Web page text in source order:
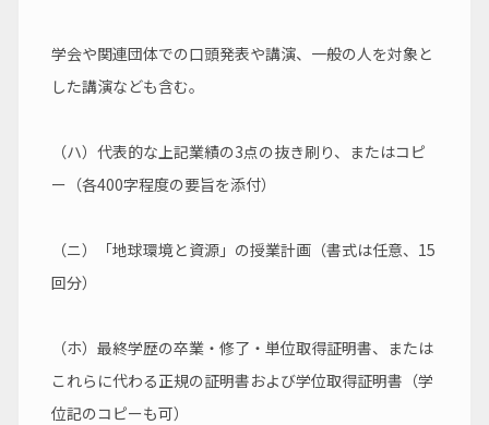
学会や関連団体での口頭発表や講演、一般の人を対象と
した講演なども含む。
（ハ）代表的な上記業績の3点の抜き刷り、またはコピ
ー（各400字程度の要旨を添付）
（ニ）「地球環境と資源」の授業計画（書式は任意、15
回分）
（ホ）最終学歴の卒業・修了・単位取得証明書、または
これらに代わる正規の証明書および学位取得証明書（学
位記のコピーも可）